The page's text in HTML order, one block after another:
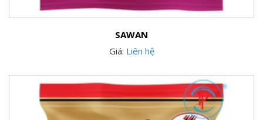
SAWAN
Giá: Liên hệ